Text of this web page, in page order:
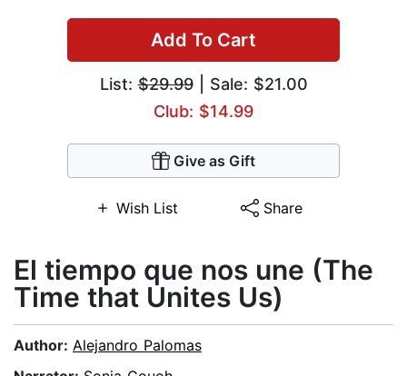
Add To Cart
List:$29.99| Sale: $21.00
Club: $14.99
Give as Gift
Wish List Share
El tiempo que nos une (The
Time that Unites Us)
Author: Alejandro Palomas